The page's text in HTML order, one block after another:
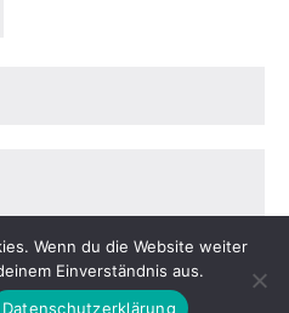
Wenn du die Website weiter
Einverständnis aus.
Datenschutzerklärung